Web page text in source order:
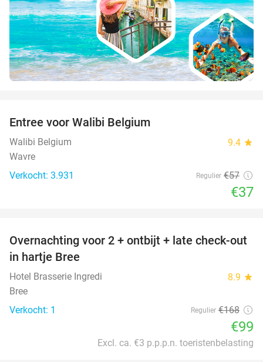
Entree voor Walibi Belgium
Walibi Belgium 9.4 star
Wavre
Verkocht: 3.931
Regulier €57
€37
41%
TODAY
Overnachting voor 2 + ontbijt + late check-out
in hartje Bree
Hotel Brasserie Ingredi 8.9 star
Bree
Verkocht: 1
Regulier €168
€99
Excl. ca. €3 p.p.p.n. toeristenbelasting